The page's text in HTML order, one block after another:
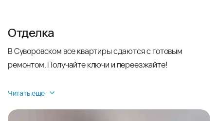
Отделка
В Суворовском все квартиры сдаются с готовым
ремонтом. Получайте ключи и переезжайте!
Читать еще